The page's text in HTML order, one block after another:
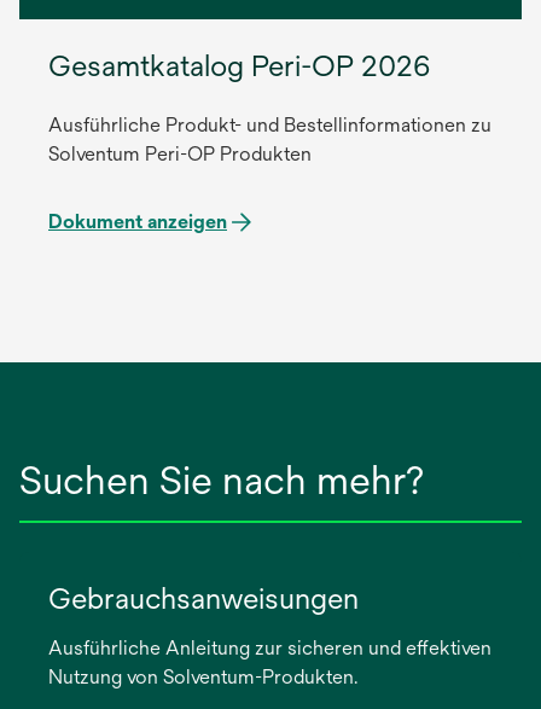
Gesamtkatalog Peri-OP 2026
Ausführliche Produkt- und Bestellinformationen zu
Solventum Peri-OP Produkten
Dokument anzeigen
Suchen Sie nach mehr?
Gebrauchsanweisungen
Ausführliche Anleitung zur sicheren und effektiven
Nutzung von Solventum-Produkten.